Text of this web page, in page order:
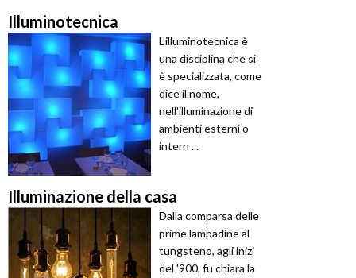
Illuminotecnica
L'illuminotecnica è
una disciplina che si
è specializzata, come
dice il nome,
nell'illuminazione di
ambienti esterni o
intern ...
Illuminazione della casa
Dalla comparsa delle
prime lampadine al
tungsteno, agli inizi
del '900, fu chiara la